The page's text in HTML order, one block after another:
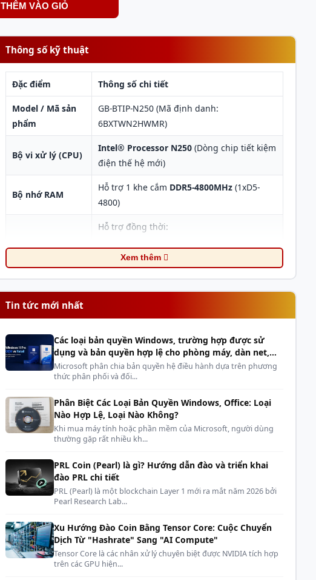
THÊM VÀO GIỎ
Thông số kỹ thuật
Đặc điểm Thông số chi tiết
Model / Mã sản
phẩm
GB-BTIP-N250 (Mã định danh:
6BXTWN2HWMR)
Bộ vi xử lý (CPU)
Intel® Processor N250 (Dòng chip tiết kiệm
điện thế hệ mới)
Bộ nhớ RAM
Hỗ trợ 1 khe cắm DDR5-4800MHz (1xD5-
4800)
Hỗ trợ đồng thời:
- 1 x Khe cắmM.2 NVMe SSD
Đồ họa / Đầu ra
Intel® UHD Graphics /1 x Cổng HDMI
Kết nối không
dây
Wi-Fi & Bluetoothtích hợp (WF BT)
dây
1 x CổngLANtốc độ cao
Hệ điều hành No OS(Chưa cài sẵn hệ điều hành - nOS)
Khả năng lắp đặt
Hỗ trợ ngàm
hình máy tính)
Xem thêm
Tin tức mới nhất
Các loại bản quyền Windows, trường hợp được sử
dụng và bản quyền hợp lệ cho phòng máy, dàn net,
cyber
Microsoft phân chia bản quyền hệ điều hành dựa trên phương
thức phân phối và đối...
Phân Biệt Các Loại Bản Quyền Windows, Office: Loại
Nào Hợp Lệ, Loại Nào Không?
Khi mua máy tính hoặc phần mềm của Microsoft, người dùng
thường gặp rất nhiều kh...
PRL Coin (Pearl) là gì? Hướng dẫn đào và triển khai
đào PRL chi tiết
PRL (Pearl) là một blockchain Layer 1 mới ra mắt năm 2026 bởi
Pearl Research Lab...
Xu Hướng Đào Coin Bằng Tensor Core: Cuộc Chuyển
Dịch Từ "Hashrate" Sang "AI Compute"
Tensor Core là các nhân xử lý chuyên biệt được NVIDIA tích hợp
trên các GPU hiện...